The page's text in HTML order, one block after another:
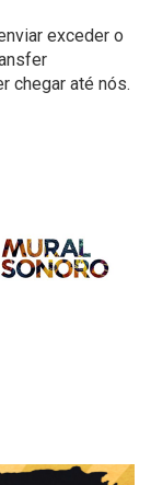
exceder o
chegar até nós.